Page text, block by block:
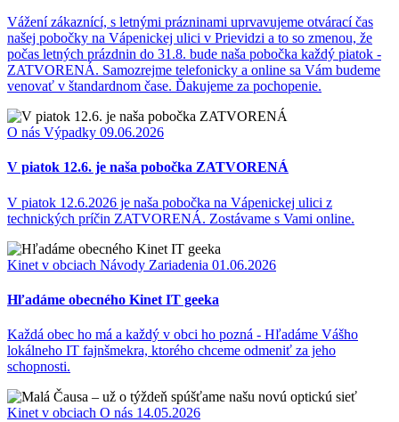
Vážení zákaznící, s letnými prázninami uprvavujeme otvárací čas
našej pobočky na Vápenickej ulici v Prievidzi a to so zmenou, že
počas letných prázdnin do 31.8. bude naša pobočka každý piatok -
ZATVORENÁ. Samozrejme telefonicky a online sa Vám budeme
venovať v štandardnom čase. Ďakujeme za pochopenie.
O nás Výpadky 09.06.2026
V piatok 12.6. je naša pobočka ZATVORENÁ
V piatok 12.6.2026 je naša pobočka na Vápenickej ulici z
technických príčin ZATVORENÁ. Zostávame s Vami online.
Kinet v obciach Návody Zariadenia 01.06.2026
Hľadáme obecného Kinet IT geeka
Každá obec ho má a každý v obci ho pozná - Hľadáme Vášho
lokálneho IT fajnšmekra, ktorého chceme odmeniť za jeho
schopnosti.
Kinet v obciach O nás 14.05.2026